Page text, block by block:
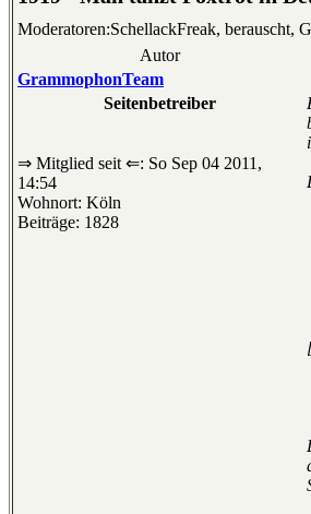
Moderatoren:SchellackFreak, berauscht,
Autor
GrammophonTeam
Seitenbetreiber
⇒ Mitglied seit ⇐: So Sep 04 2011,
14:54
Wohnort: Köln
Beiträge: 1828